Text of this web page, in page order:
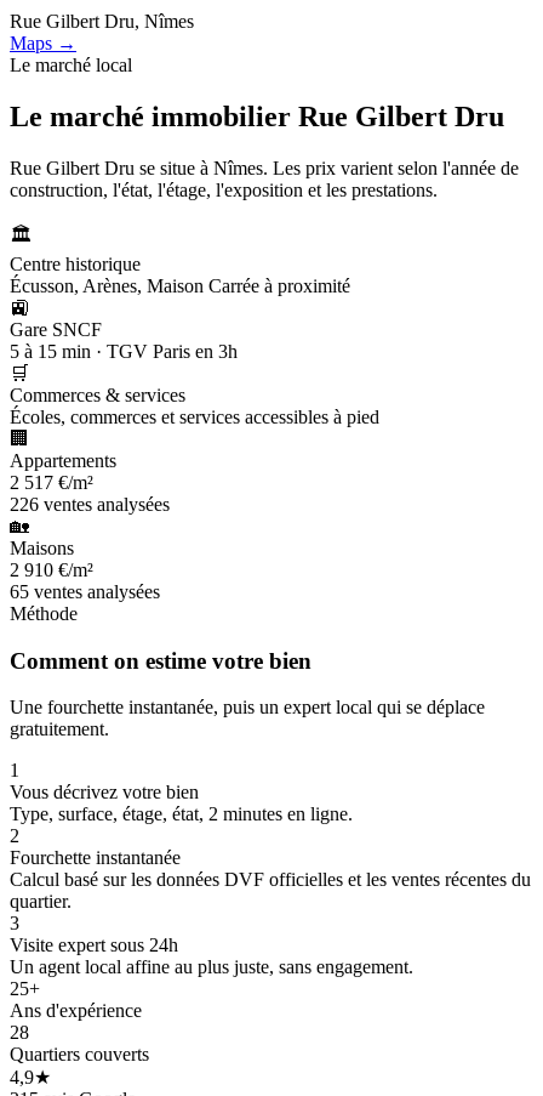
Rue Gilbert Dru, Nîmes
Maps →
Le marché local
Le marché immobilier Rue Gilbert Dru
Rue Gilbert Dru se situe à Nîmes. Les prix varient selon l'année de
construction, l'état, l'étage, l'exposition et les prestations.
🏛️
Centre historique
Écusson, Arènes, Maison Carrée à proximité
🚉
Gare SNCF
5 à 15 min · TGV Paris en 3h
🛒
Commerces & services
Écoles, commerces et services accessibles à pied
🏢
Appartements
2 517 €/m²
226 ventes analysées
🏡
Maisons
2 910 €/m²
65 ventes analysées
Méthode
Comment on estime votre bien
Une fourchette instantanée, puis un expert local qui se déplace
gratuitement.
1
Vous décrivez votre bien
Type, surface, étage, état, 2 minutes en ligne.
2
Fourchette instantanée
Calcul basé sur les données DVF officielles et les ventes récentes du
quartier.
3
Visite expert sous 24h
Un agent local affine au plus juste, sans engagement.
25+
Ans d'expérience
28
Quartiers couverts
4,9★
205 k€